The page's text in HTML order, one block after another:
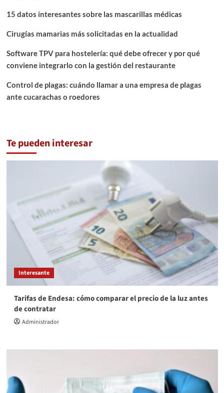
15 datos interesantes sobre las mascarillas médicas
Cirugías mamarias más solicitadas en la actualidad
Software TPV para hostelería: qué debe ofrecer y por qué
conviene integrarlo con la gestión del restaurante
Control de plagas: cuándo llamar a una empresa de plagas
ante cucarachas o roedores
Te pueden interesar
Interesante
Tarifas de Endesa: cómo comparar el precio de la luz antes
de contratar
Administrador